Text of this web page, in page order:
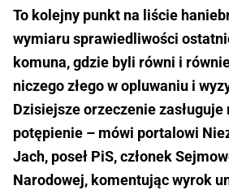
To kolejny punkt na liście
wymiaru sprawiedliwości
komuna, gdzie byli równi i
niczego złego w opluwaniu i
Dzisiejsze orzeczenie zasługuje
potępienie – mówi portalowi
Jach, poseł PiS, członek
Narodowej, komentując wyrok